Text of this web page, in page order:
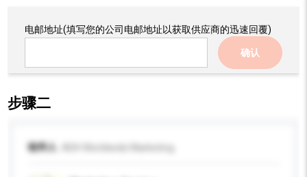
电邮地址(填写您的公司电邮地址以获取供应商的迅速回覆)
确认
步骤二
收件人